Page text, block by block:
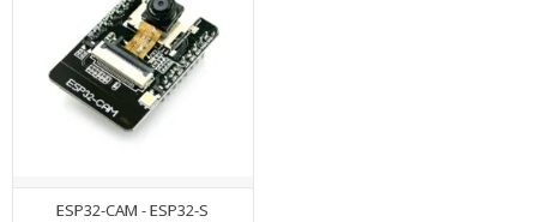
ESP32-CAM - ESP32-S